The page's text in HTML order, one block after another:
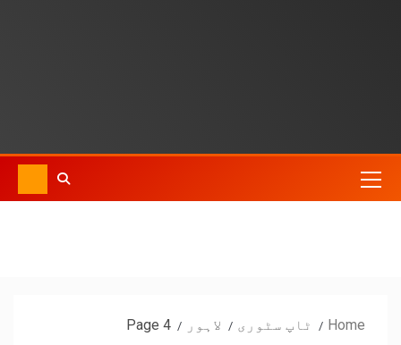
Home ٹاپ سٹوری لاہور Page 4